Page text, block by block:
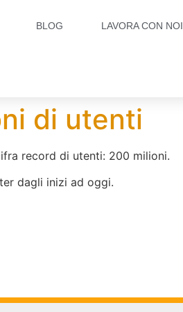
BLOG LAVORA CON NOI
di utenti
record di utenti: 200 milioni.
dagli inizi ad oggi.